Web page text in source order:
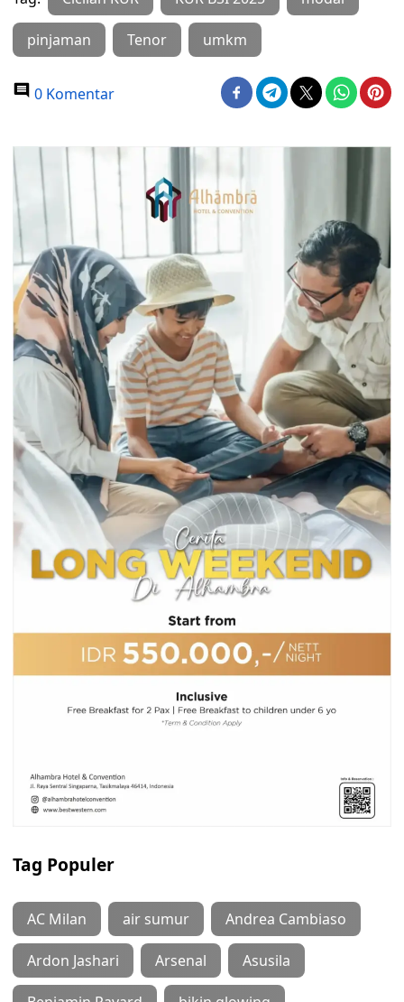
pinjaman Tenor umkm
0 Komentar
Tag Populer
AC Milan air sumur Andrea Cambiaso
Ardon Jashari Arsenal Asusila